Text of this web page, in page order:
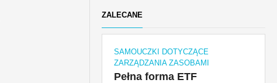
ZALECANE
SAMOUCZKI DOTYCZĄCE
ZARZĄDZANIA ZASOBAMI
Pełna forma ETF